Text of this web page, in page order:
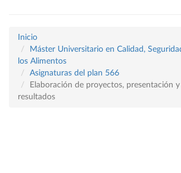
Inicio
Máster Universitario en Calidad,
los Alimentos
Asignaturas del plan 566
Elaboración de proyectos, presentación
resultados